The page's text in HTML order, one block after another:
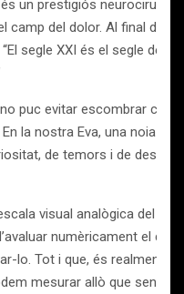
un prestigiós
camp del dolor. Al final de
segle XXI és el segle de
puc evitar escombrar cap
la nostra Eva, una noia de
de temors i de desig.
visual analògica del
numèricament el
lo. Tot i que, és realment
mesurar allò que